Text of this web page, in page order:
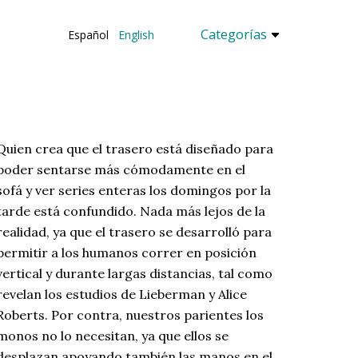
Categorías
Español English
crea que el trasero está diseñado para
sentarse más cómodamente en el
y ver series enteras los domingos por la
está confundido. Nada más lejos de la
ya que el trasero se desarrolló para
a los humanos correr en posición
y durante largas distancias, tal como
los estudios de Lieberman y Alice
Por contra, nuestros parientes los
no lo necesitan, ya que ellos se